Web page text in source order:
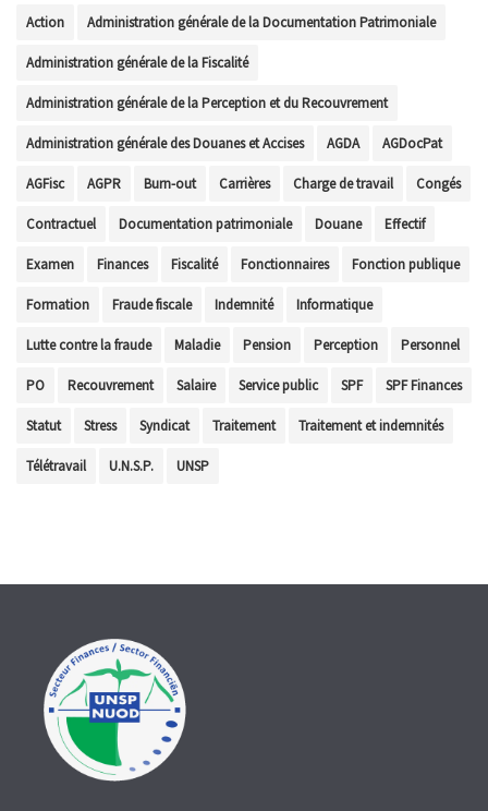
Action Administration générale de la Documentation Patrimoniale
Administration générale de la Fiscalité
Administration générale de la Perception et du Recouvrement
Administration générale des Douanes et Accises AGDA AGDocPat
AGFisc AGPR Burn-out Carrières Charge de travail Congés
Contractuel Documentation patrimoniale Douane Effectif
Examen Finances Fiscalité Fonctionnaires Fonction publique
Formation Fraude fiscale Indemnité Informatique
Lutte contre la fraude Maladie Pension Perception Personnel
PO Recouvrement Salaire Service public SPF SPF Finances
Statut Stress Syndicat Traitement Traitement et indemnités
Télétravail U.N.S.P. UNSP